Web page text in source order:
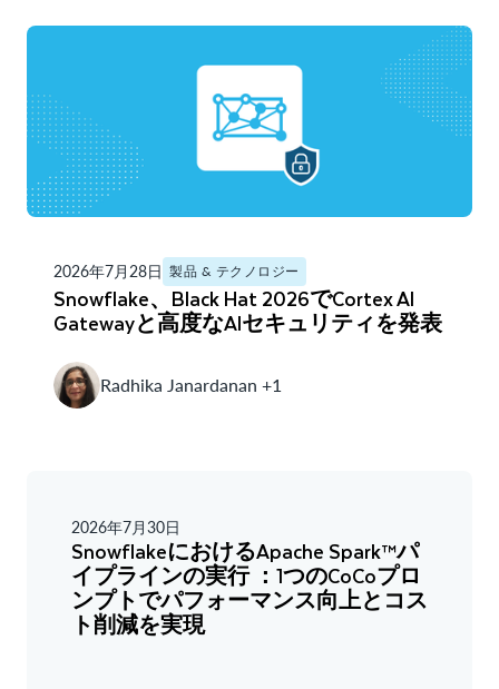
2026年7月28日 製品 & テクノロジー
Snowflake、Black Hat 2026でCortex AI
Gatewayと高度なAIセキュリティを発表
Radhika Janardanan +1
2026年7月30日
SnowflakeにおけるApache Spark™パ
イプラインの実行 ：1つのCoCoプロ
ンプトでパフォーマンス向上とコス
ト削減を実現